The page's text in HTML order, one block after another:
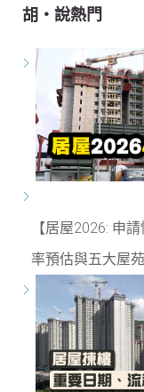
胡‧說熱門
【居屋2026: 申
率預估與五大屋